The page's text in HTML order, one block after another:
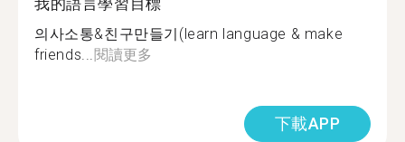
我的語言學習目標
의사소통&친구만들기(learn language & make
friends...閱讀更多
下載APP